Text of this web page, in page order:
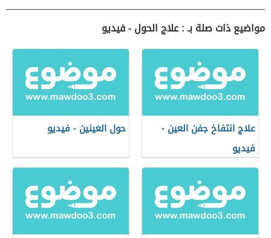
مواضيع ذات صلة بـ : علاج الحول - فيديو
علاج انتفاخ جفن العين -
فيديو
حول العينين - فيديو